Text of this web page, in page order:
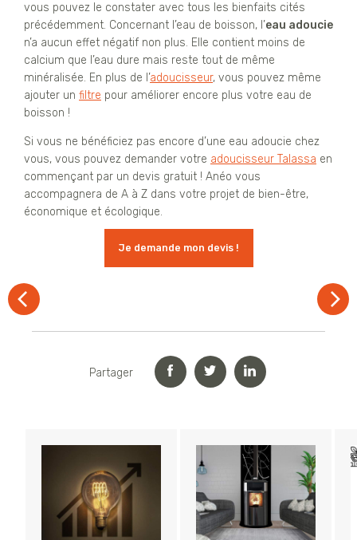
vous pouvez le constater avec tous les bienfaits cités
précédemment. Concernant l’eau de boisson, l’eau adoucie
n’a aucun effet négatif non plus. Elle contient moins de
calcium que l’eau dure mais reste tout de même
minéralisée. En plus de l’adoucisseur, vous pouvez même
ajouter un filtre pour améliorer encore plus votre eau de
boisson !
Si vous ne bénéficiez pas encore d’une eau adoucie chez
vous, vous pouvez demander votre adoucisseur Talassa en
commençant par un devis gratuit ! Anéo vous
accompagnera de A à Z dans votre projet de bien-être,
économique et écologique.
Je demande mon devis !
Partager